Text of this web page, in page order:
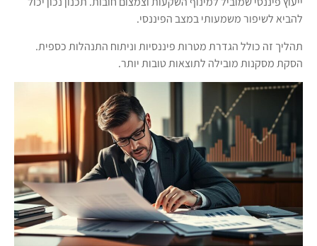
להביא לשיפור משמעותי במצב הפיננסי.
תהליך זה כולל הגדרת מטרות פיננסיות וניתוח התנהלות כספית.
הסקת מסקנות מובילה לתוצאות טובות יותר.